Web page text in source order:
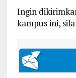
Ingin
kampus ini,